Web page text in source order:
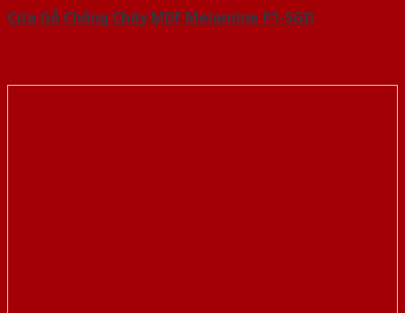
Cửa Gỗ Chống Cháy MDF Melamine P1-SGD